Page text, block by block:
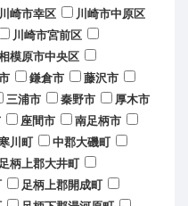
川崎市幸区
川崎市中原区
川崎市宮前区
模原市中央区
鎌倉市
藤沢市
三浦市 秦野市
厚木市
座間市
南足柄市
川町
中郡大磯町
足柄上郡大井町
足柄上郡開成町